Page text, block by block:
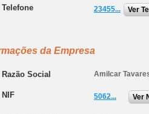
Telefone 23455... Ver
da Empresa
Razão Social Amilcar
NIF 5062... Ver